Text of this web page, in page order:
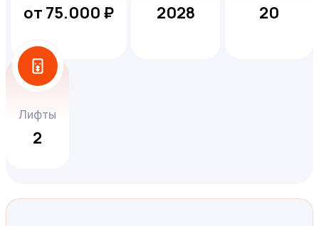
от 75.000 ₽ 2028 20
Лифты
2